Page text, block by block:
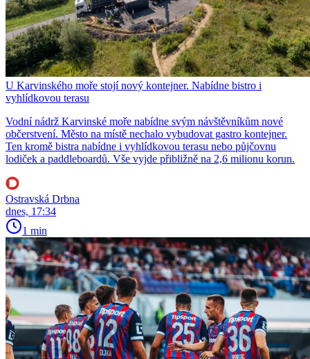
U Karvinského moře stojí nový kontejner. Nabídne bistro i
vyhlídkovou terasu
Vodní nádrž Karvinské moře nabídne svým návštěvníkům nové
občerstvení. Město na místě nechalo vybudovat gastro kontejner.
Ten kromě bistra nabídne i vyhlídkovou terasu nebo půjčovnu
lodiček a paddleboardů. Vše vyjde přibližně na 2,6 milionu korun.
Ostravská Drbna
dnes, 17:34
1 min